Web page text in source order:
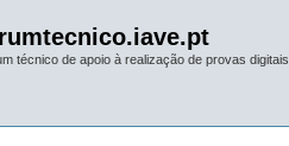
técnico de apoio à realização de provas digitais